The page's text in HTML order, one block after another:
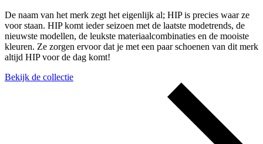
De naam van het merk zegt het eigenlijk al; HIP is precies waar ze
voor staan. HIP komt ieder seizoen met de laatste modetrends, de
nieuwste modellen, de leukste materiaalcombinaties en de mooiste
kleuren. Ze zorgen ervoor dat je met een paar schoenen van dit merk
altijd HIP voor de dag komt!
Bekijk de collectie